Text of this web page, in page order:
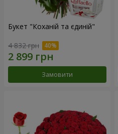
Букет "Коханій та єдиній"
4 832 грн
Замовити